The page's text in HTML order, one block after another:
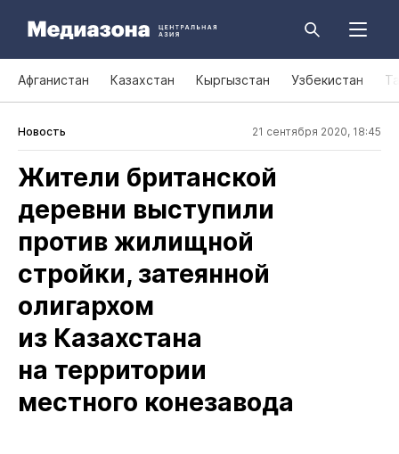
Афганистан Казахстан Кыргызстан Узбекистан
Новость 21 сентября 2020, 18:45
Жители британской
деревни выступили
против жилищной
стройки, затеянной
олигархом
из Казахстана
на территории
местного конезавода